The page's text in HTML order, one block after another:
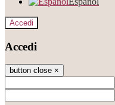
Accedi
Accedi
button close ×